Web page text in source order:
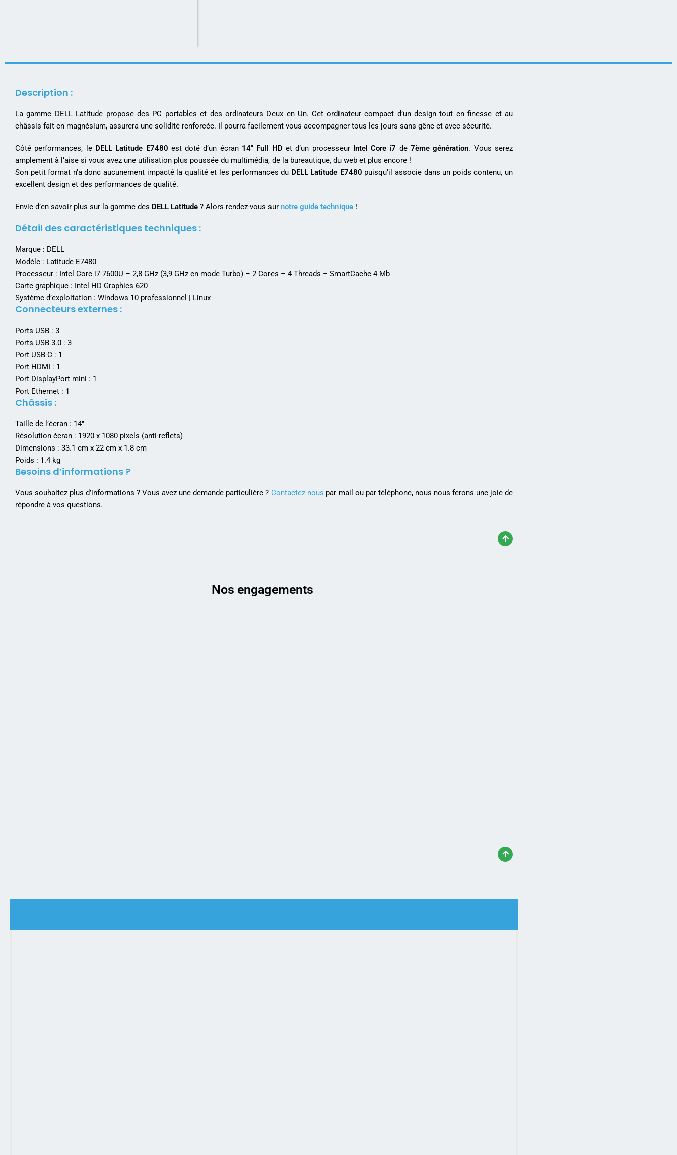
Description :
La gamme DELL Latitude propose des PC portables et des ordinateurs Deux en Un. Cet ordinateur compact d’un design tout en finesse et au
châssis fait en magnésium, assurera une solidité renforcée. Il pourra facilement vous accompagner tous les jours sans gêne et avec sécurité.
Côté performances, le DELL Latitude E7480 est doté d’un écran 14″ Full HD et d’un processeur Intel Core i7 de7ème génération. Vous serez
amplement à l’aise si vous avez une utilisation plus poussée du multimédia, de la bureautique, du web et plus encore !
Son petit format n’a donc aucunement impacté la qualité et les performances du DELL Latitude E7480 puisqu’il associe dans un poids contenu, un
excellent design et des performances de qualité.
Envie d’en savoir plus sur la gamme des DELL Latitude ? Alors rendez-vous sur notre guide technique !
Détail des caractéristiques techniques :
Marque : DELL
Modèle : Latitude E7480
Processeur : Intel Core i7 7600U – 2,8 GHz (3,9 GHz en mode Turbo) – 2 Cores – 4 Threads – SmartCache 4 Mb
Carte graphique : Intel HD Graphics 620
Système d’exploitation : Windows 10 professionnel | Linux
Connecteurs externes :
Ports USB : 3
Ports USB 3.0 : 3
Port USB-C : 1
Port HDMI : 1
Port DisplayPort mini : 1
Port Ethernet : 1
Châssis :
Taille de l’écran : 14″
Résolution écran : 1920 x 1080 pixels (anti-reflets)
Dimensions : 33.1 cm x 22 cm x 1.8 cm
Poids : 1.4 kg
Besoins d’informations ?
Vous souhaitez plus d’informations ? Vous avez une demande particulière ? Contactez-nous par mail ou par téléphone, nous nous ferons une joie de
répondre à vos questions.
Nos engagements